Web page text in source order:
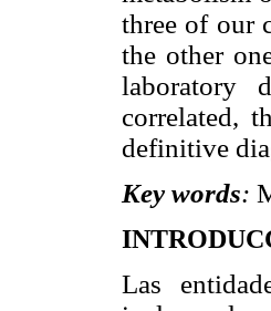
three of our
the other
laboratory
correlated,
definitive
Key words:
Las